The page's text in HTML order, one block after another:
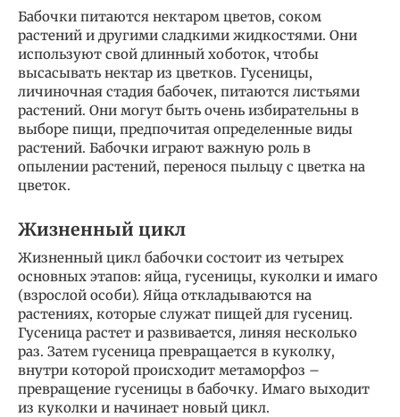
Бабочки питаются нектаром цветов, соком
растений и другими сладкими жидкостями. Они
используют свой длинный хоботок, чтобы
высасывать нектар из цветков. Гусеницы,
личиночная стадия бабочек, питаются листьями
растений. Они могут быть очень избирательны в
выборе пищи, предпочитая определенные виды
растений. Бабочки играют важную роль в
опылении растений, перенося пыльцу с цветка на
цветок.
Жизненный цикл
Жизненный цикл бабочки состоит из четырех
основных этапов: яйца, гусеницы, куколки и имаго
(взрослой особи). Яйца откладываются на
растениях, которые служат пищей для гусениц.
Гусеница растет и развивается, линяя несколько
раз. Затем гусеница превращается в куколку,
внутри которой происходит метаморфоз –
превращение гусеницы в бабочку. Имаго выходит
из куколки и начинает новый цикл.